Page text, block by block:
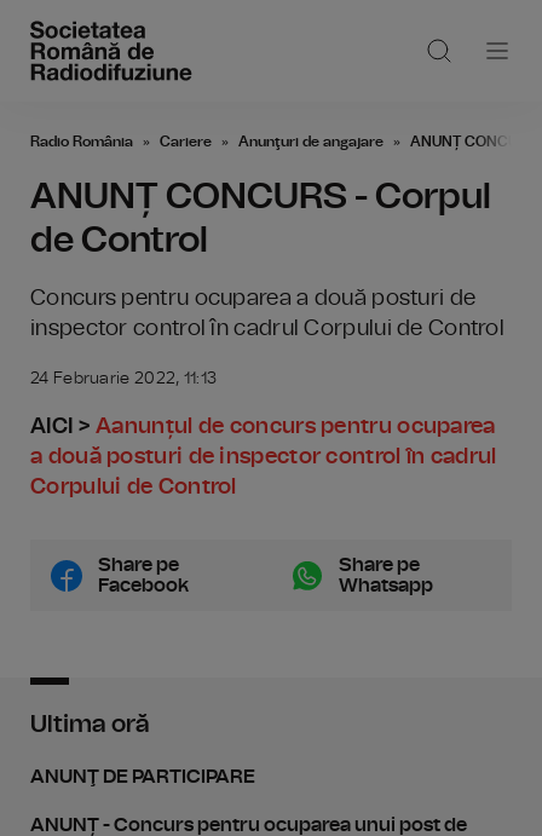
Radio România Cariere Anunţuri de angajare ANUNȚ
ANUNȚ CONCURS - Corpul
de Control
Concurs pentru ocuparea a două posturi de
inspector control în cadrul Corpului de Control
24 Februarie 2022, 11:13
AICI >Aanunțul de concurs pentru ocuparea
a două posturi de inspector control în cadrul
Corpului de Control
Share pe
Facebook
Share pe
Whatsapp
Ultima oră
ANUNŢ DE PARTICIPARE
ANUNȚ - Concurs pentru ocuparea unui post de